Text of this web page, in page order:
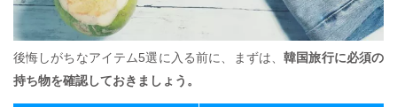
後悔しがちなアイテム5選に入る前に、まずは、韓国旅行に必須の
持ち物を確認しておきましょう。